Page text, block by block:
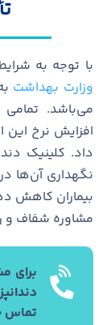
با توجه به
وزارت بهداشت
می‌باشد. تمامی
افزایش نرخ این
داد. کلینیک
نگهداری آن‌ها در
بیماران کاهش
مشاوره شفاف و
برای
تماس